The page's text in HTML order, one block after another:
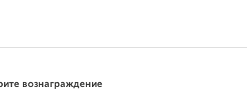
вознаграждение